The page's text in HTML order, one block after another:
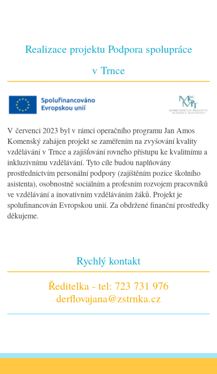
Realizace projektu Podpora spolupráce
v Trnce
V červenci 2023 byl v rámci operačního programu Jan Amos
Komenský zahájen projekt se zaměřením na zvyšování kvality
vzdělávání v Trnce a zajišťování rovného přístupu ke kvalitnímu a
inkluzivnímu vzdělávání. Tyto cíle budou naplňovány
prostřednictvím personální podpory (zajištěním pozice školního
asistenta), osobnostně sociálním a profesním rozvojem pracovníků
ve vzdělávání a inovativním vzděláváním žáků. Projekt je
spolufinancován Evropskou unií. Za obdržené finanční prostředky
děkujeme.
Rychlý kontakt
Ředitelka - tel: 723 731 976
derflovajana@zstrnka.cz